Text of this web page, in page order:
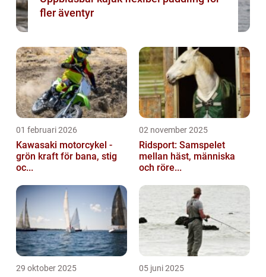
fler äventyr
01 februari 2026
Kawasaki motorcykel -
grön kraft för bana, stig
oc...
02 november 2025
Ridsport: Samspelet
mellan häst, människa
och röre...
29 oktober 2025 05 juni 2025